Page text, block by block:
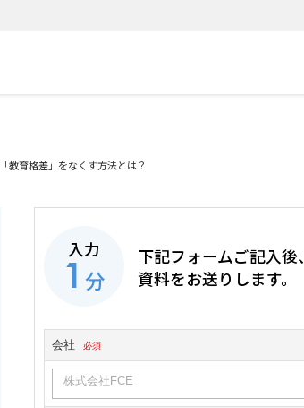
教育格差」をなくす方法とは？
入力
1 分
下記フォームご記入後、
資料をお送りします。